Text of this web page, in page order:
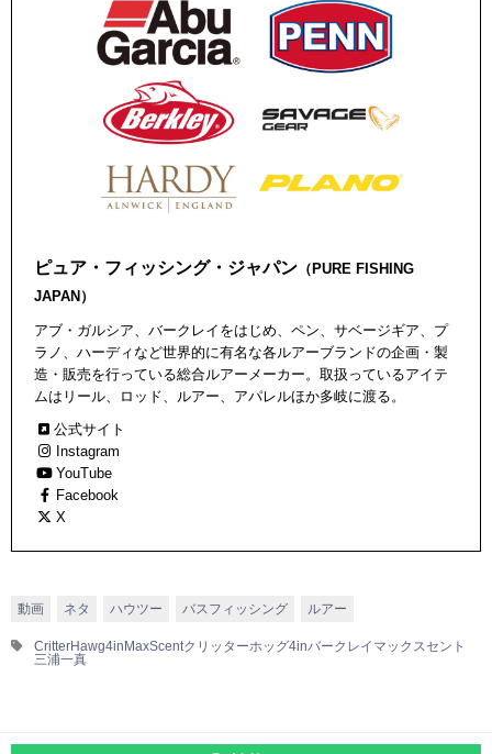
ピュア・フィッシング・ジャパン （PURE FISHING
JAPAN）
アブ・ガルシア、バークレイをはじめ、ペン、サベージギア、プ
ラノ、ハーディなど世界的に有名な各ルアーブランドの企画・製
造・販売を行っている総合ルアーメーカー。取扱っているアイテ
ムはリール、ロッド、ルアー、アパレルほか多岐に渡る。
公式サイト
Instagram
YouTube
Facebook
X
動画 ネタ ハウツー バスフィッシング ルアー
CritterHawg4in MaxScentクリッターホッグ4inバークレイ マックスセント
三浦一真